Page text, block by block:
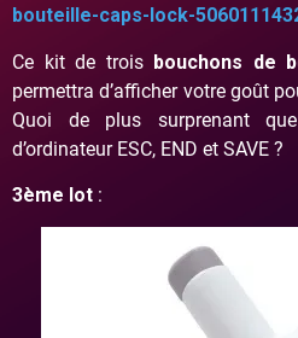
bouteille-caps-lock-
Ce kit de trois bouchons de
permettra d’afficher votre goût
Quoi de plus surprenant
d’ordinateur ESC, END et SAVE ?
3ème lot :